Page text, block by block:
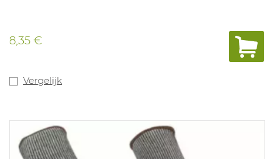
8,35 €
Vergelijk